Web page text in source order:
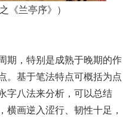
《兰亭序》）
，特别是成熟于晚期的作
。基于笔法特点可概括为点
字八法来分析，可以总结
横画逆入涩行、韧性十足，